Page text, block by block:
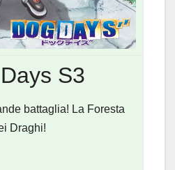
S3
battaglia! La Foresta
Draghi!